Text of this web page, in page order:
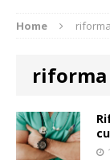
Home riforma
riforma